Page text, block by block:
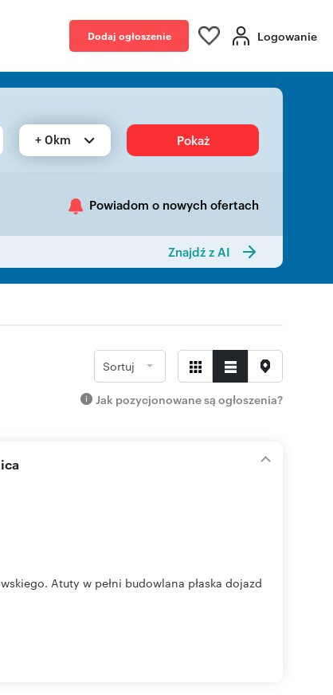
Dodaj ogłoszenie Logowanie
+ 0km Pokaż
Powiadom o nowych ofertach
Znajdź z AI
Sortuj
Jak pozycjonowane są ogłoszenia?
Atuty w pełni budowlana płaska dojazd